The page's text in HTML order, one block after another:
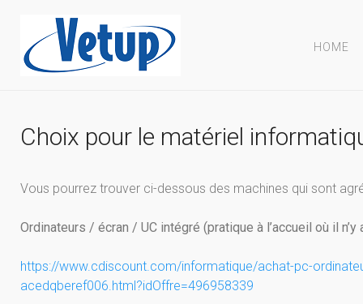
HOME
Choix pour le matériel
Vous pourrez trouver ci-dessous des machines qui sont
Ordinateurs / écran / UC intégré (pratique à l’accueil où il
https://www.cdiscount.com/informatique/achat-pc-
acedqberef006.html?idOffre=496958339